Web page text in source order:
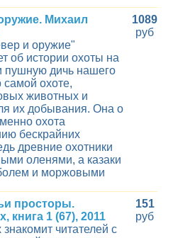
Михаил
и оружие"
об истории охоты на
пушную дичь нашего
охоте,
животных и
их добывания. Она о
охота
бескрайних
древние охотники
оленями, а казаки
и моржовыми
1089
руб
просторы.
книга 1 (67), 2011
читателей с
151
руб